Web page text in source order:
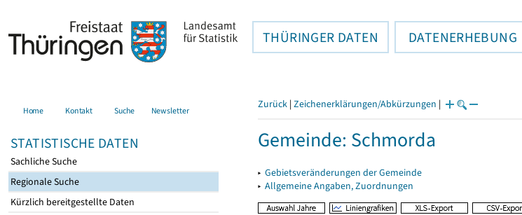
THÜRINGER DATEN DATENERHEBUNG
Home Kontakt Suche Newsletter
STATISTISCHE DATEN
Sachliche Suche
Regionale Suche
Kürzlich bereitgestellte Daten
Zurück | Zeichenerklärungen/Abkürzungen |
Gemeinde: Schmorda
▸ Gebietsveränderungen der Gemeinde
▸ Allgemeine Angaben, Zuordnungen